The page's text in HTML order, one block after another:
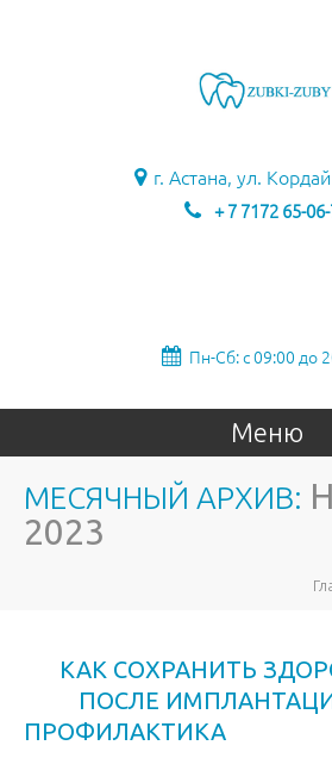
г. Астана, ул.
+ 7 7172 65-
Пн-Сб: с 09:00 до
Меню
МЕСЯЧНЫЙ АРХИВ:
2023
КАК СОХРАНИТЬ
ПОСЛЕ
ПРОФИЛАКТИКА